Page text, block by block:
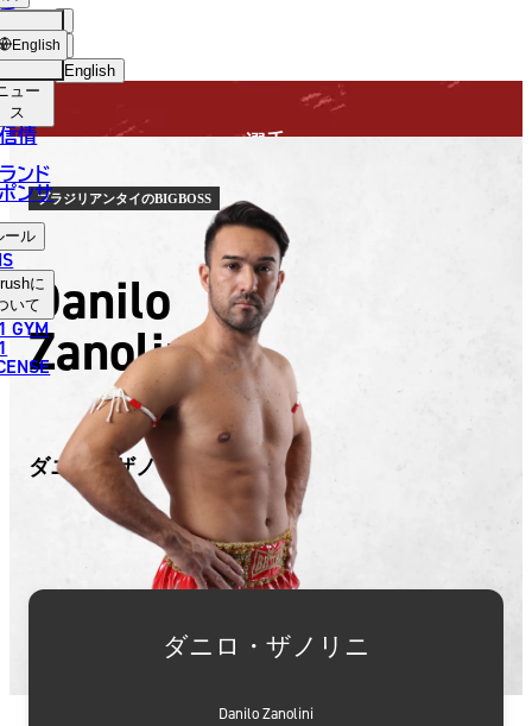
English
中文（简体）
中文（繁體）
ไทย
العربية
ョッ
プ
ュー
ス
情
ンド
ンサ
ール
に
いて
GYM
English
選手
ブラジリアンタイのBIGBOSS
Danilo
Zanolini
ダニロ・ザノリニ
ダニロ・ザノリニ
Danilo Zanolini